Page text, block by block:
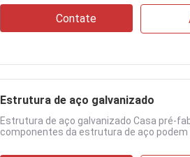
Contate
Estrutura de aço galvanizado
Estrutura de aço galvanizado Casa pré-
componentes da estrutura de aço podem